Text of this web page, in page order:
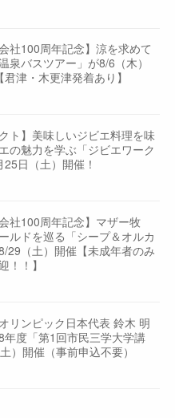
社100周年記念】涼を求めて
泉バスツアー」が8/6（木）
津・木更津発着あり】
ト】美味しいジビエ料理を味
の魅力を学ぶ「ジビエワーク
日（土）開催！
社100周年記念】マザー牧
ルドを巡る「シープ＆オルカ
29（土）開催【未成年者のみ
！！】
リンピック日本代表 鈴木 明
年度「第1回市民三学大学講
）開催（事前申込不要）